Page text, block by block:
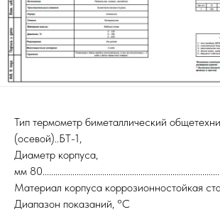
Тип термометр биметаллический
(осевой)..БТ-1,
Диаметр корпуса,
мм
Материал корпуса коррозионностойкая
Диапазон показаний, °С